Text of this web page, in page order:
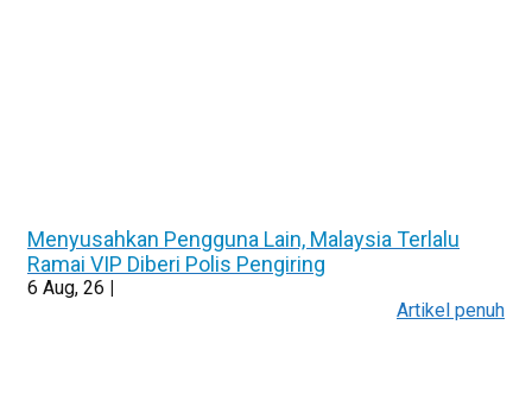
Menyusahkan Pengguna Lain, Malaysia Terlalu
Ramai VIP Diberi Polis Pengiring
6 Aug, 26
Artikel penuh